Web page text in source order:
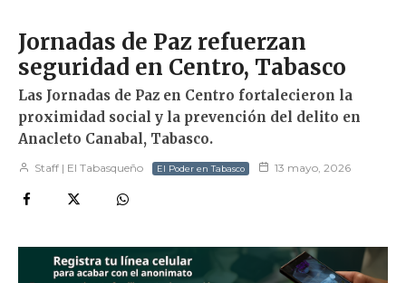
Jornadas de Paz refuerzan
seguridad en Centro, Tabasco
Las Jornadas de Paz en Centro fortalecieron la
proximidad social y la prevención del delito en
Anacleto Canabal, Tabasco.
Staff | El Tabasqueño El Poder en Tabasco 13 mayo, 2026